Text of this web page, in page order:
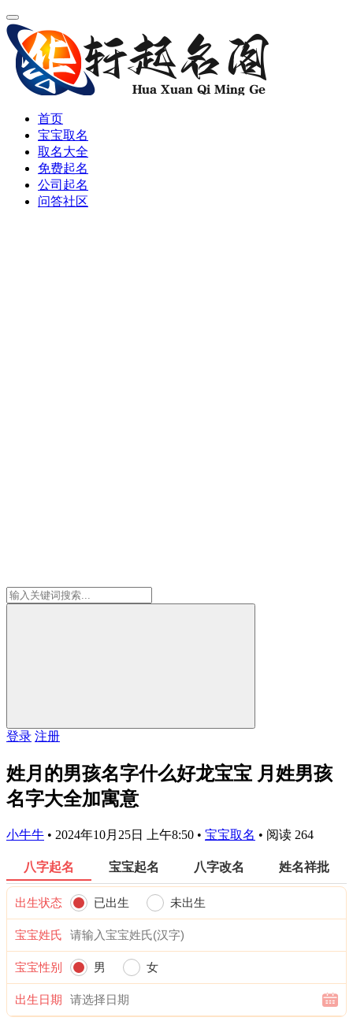
首页
宝宝取名
取名大全
免费起名
公司起名
问答社区
登录 注册
姓月的男孩名字什么好龙宝宝 月姓男孩
名字大全加寓意
小牛牛 • 2024年10月25日 上午8:50 • 宝宝取名 • 阅读 264
八字起名 宝宝起名 八字改名 姓名祥批
出生状态 已出生 未出生
宝宝姓氏
宝宝性别 男 女
出生日期